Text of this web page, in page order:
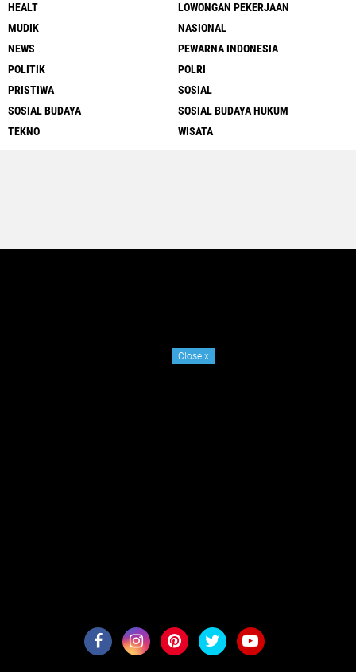
HEALT
LOWONGAN PEKERJAAN
MUDIK
NASIONAL
NEWS
PEWARNA INDONESIA
POLITIK
POLRI
PRISTIWA
SOSIAL
SOSIAL BUDAYA
SOSIAL BUDAYA HUKUM
TEKNO
WISATA
Close x